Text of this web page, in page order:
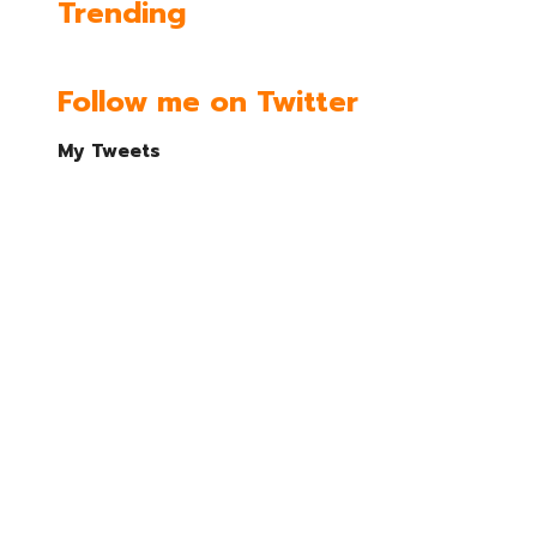
Trending
Follow me on Twitter
My Tweets